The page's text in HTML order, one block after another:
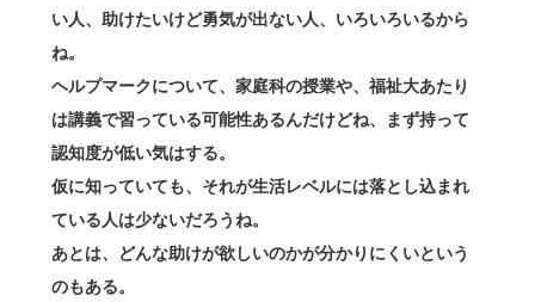
い人、助けたいけど勇気が出ない人、いろいろいるから
ね。
ヘルプマークについて、家庭科の授業や、福祉大あたり
は講義で習っている可能性あるんだけどね、まず持って
認知度が低い気はする。
仮に知っていても、それが生活レベルには落とし込まれ
ている人は少ないだろうね。
あとは、どんな助けが欲しいのかが分かりにくいという
のもある。